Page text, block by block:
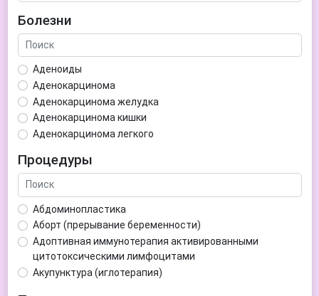
Болезни
Аденоиды
Аденокарцинома
Аденокарцинома желудка
Аденокарцинома кишки
Аденокарцинома легкого
Аденома гипофиза
Аденома простаты
Аденома щитовидной железы
Аденомиоз
Адентия
Азооспермия
Акне (угри)
Алкоголизм
Процедуры
Абдоминопластика
Аборт (прерывание беременности)
Адоптивная иммунотерапия активированными
цитотоксическими лимфоцитами
Акупунктура (иглотерапия)